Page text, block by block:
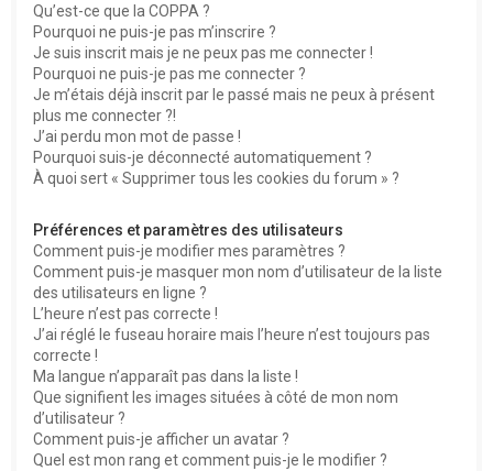
Qu’est-ce que la COPPA ?
Pourquoi ne puis-je pas m’inscrire ?
Je suis inscrit mais je ne peux pas me connecter !
Pourquoi ne puis-je pas me connecter ?
Je m’étais déjà inscrit par le passé mais ne peux à présent
plus me connecter ?!
J’ai perdu mon mot de passe !
Pourquoi suis-je déconnecté automatiquement ?
À quoi sert « Supprimer tous les cookies du forum » ?
Préférences et paramètres des utilisateurs
Comment puis-je modifier mes paramètres ?
Comment puis-je masquer mon nom d’utilisateur de la liste
des utilisateurs en ligne ?
L’heure n’est pas correcte !
J’ai réglé le fuseau horaire mais l’heure n’est toujours pas
correcte !
Ma langue n’apparaît pas dans la liste !
Que signifient les images situées à côté de mon nom
d’utilisateur ?
Comment puis-je afficher un avatar ?
Quel est mon rang et comment puis-je le modifier ?